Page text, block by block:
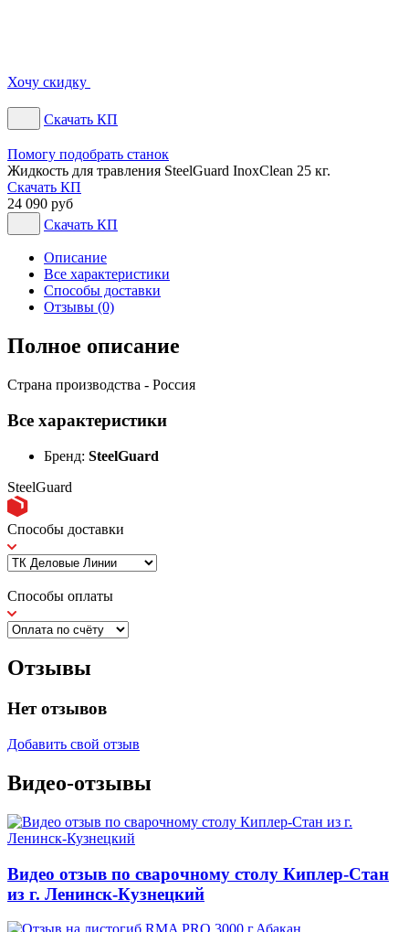
Хочу скидку
Скачать КП
Помогу подобрать станок
Жидкость для травления SteelGuard InoxClean 25 кг.
Скачать КП
24 090 руб
Скачать КП
Описание
Все характеристики
Способы доставки
Отзывы (0)
Полное описание
Страна производства - Россия
Все характеристики
Бренд: SteelGuard
SteelGuard
Способы доставки
Способы оплаты
Отзывы
Нет отзывов
Добавить свой отзыв
Видео-отзывы
Видео отзыв по сварочному столу Киплер-Стан
из г. Ленинск-Кузнецкий